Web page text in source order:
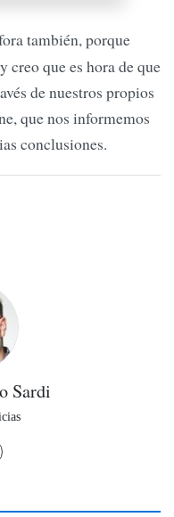
también, porque
creo que es hora de que
de nuestros propios
que nos informemos
conclusiones.
Sardi